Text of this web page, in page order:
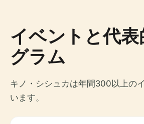
イベントと代表
グラム
キノ・シシュカは年間300以上の
います。